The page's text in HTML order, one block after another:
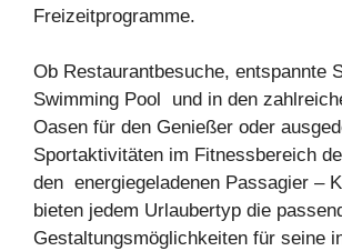
Freizeitprogramme.
Ob Restaurantbesuche, entspannte
Swimming Pool und in den
Oasen für den Genießer oder
Sportaktivitäten im Fitnessbereich
den energiegeladenen Passagier –
bieten jedem Urlaubertyp die
Gestaltungsmöglichkeiten für seine